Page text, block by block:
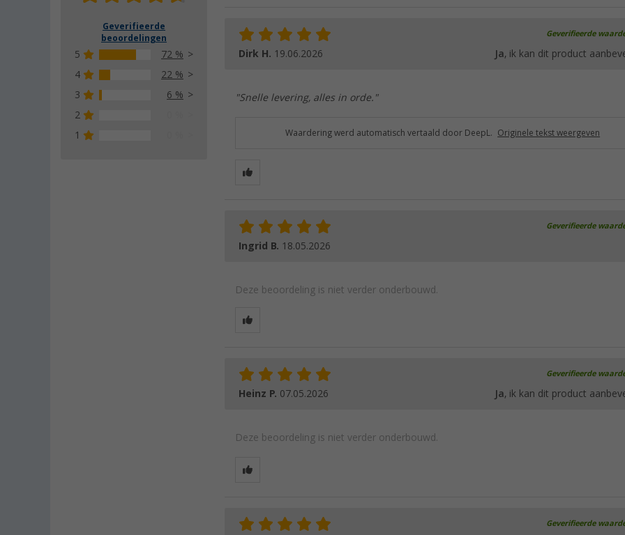
Geverifieerde
beoordelingen
5
72 %
4
22 %
3
6 %
2
1
Geverifieerde
Dirk H. 19.06.2026 Ja, ik kan dit product
"Snelle levering, alles in orde."
Waardering werd automatisch vertaald door DeepL. Originele tekst weergeven
Geverifieerde
Ingrid B. 18.05.2026
Deze beoordeling is niet verder onderbouwd.
Geverifieerde
Heinz P. 07.05.2026 Ja, ik kan dit product
Deze beoordeling is niet verder onderbouwd.
Geverifieerde